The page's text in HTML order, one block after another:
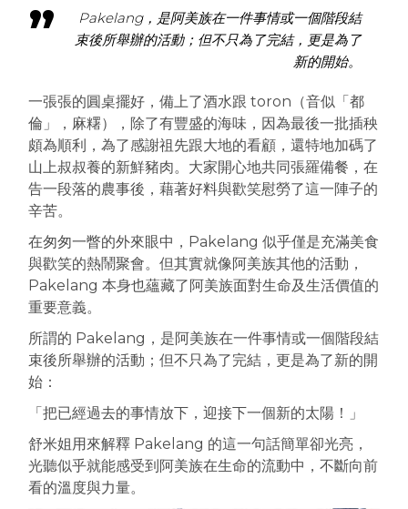
Pakelang，是阿美族在一件事情或一個階段結
束後所舉辦的活動；但不只為了完結，更是為了
新的開始。
一張張的圓桌擺好，備上了酒水跟 toron（音似「都
倫」，麻糬），除了有豐盛的海味，因為最後一批插秧
頗為順利，為了感謝祖先跟大地的看顧，還特地加碼了
山上叔叔養的新鮮豬肉。大家開心地共同張羅備餐，在
告一段落的農事後，藉著好料與歡笑慰勞了這一陣子的
辛苦。
在匆匆一瞥的外來眼中，Pakelang 似乎僅是充滿美食
與歡笑的熱鬧聚會。但其實就像阿美族其他的活動，
Pakelang 本身也蘊藏了阿美族面對生命及生活價值的
重要意義。
所謂的 Pakelang，是阿美族在一件事情或一個階段結
束後所舉辦的活動；但不只為了完結，更是為了新的開
始：
「把已經過去的事情放下，迎接下一個新的太陽！」
舒米姐用來解釋 Pakelang 的這一句話簡單卻光亮，
光聽似乎就能感受到阿美族在生命的流動中，不斷向前
看的溫度與力量。